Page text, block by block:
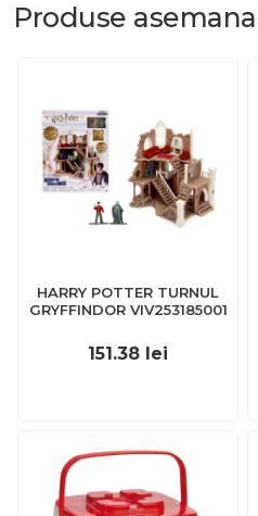
Produse
HARRY POTTER TURNUL
GRYFFINDOR VIV253185001
151.38 lei